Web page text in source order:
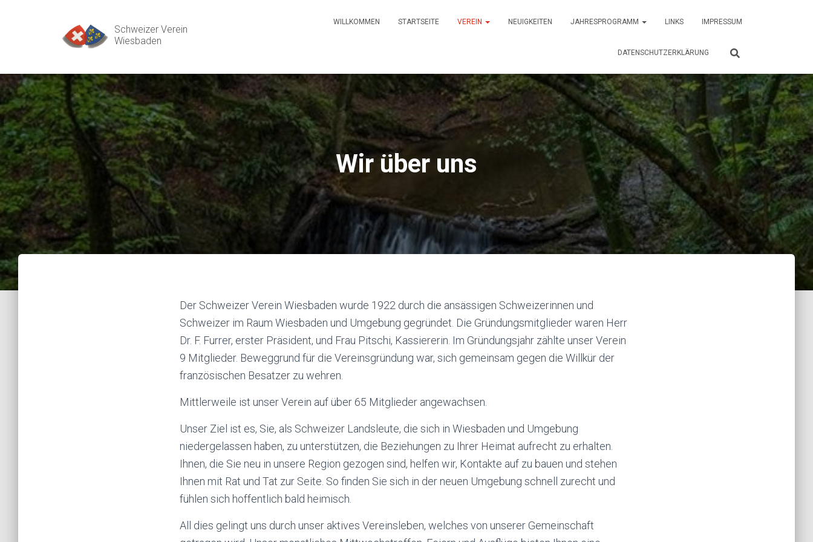
Schweizer Verein
Wiesbaden
WILLKOMMEN STARTSEITE VEREIN NEUIGKEITEN JAHRESPROGRAMM LINKS IMPRESSUM
DATENSCHUTZERKLÄRUNG
Wir über uns
Der Schweizer Verein Wiesbaden wurde 1922 durch die ansässigen Schweizerinnen und
Schweizer im Raum Wiesbaden und Umgebung gegründet. Die Gründungsmitglieder waren Herr
Dr. F. Furrer, erster Präsident, und Frau Pitschi, Kassiererin. Im Gründungsjahr zählte unser Verein
9 Mitglieder. Beweggrund für die Vereinsgründung war, sich gemeinsam gegen die Willkür der
französischen Besatzer zu wehren.
Mittlerweile ist unser Verein auf über 65 Mitglieder angewachsen.
Unser Ziel ist es, Sie, als Schweizer Landsleute, die sich in Wiesbaden und Umgebung
niedergelassen haben, zu unterstützen, die Beziehungen zu Ihrer Heimat aufrecht zu erhalten.
Ihnen, die Sie neu in unsere Region gezogen sind, helfen wir, Kontakte auf zu bauen und stehen
Ihnen mit Rat und Tat zur Seite. So finden Sie sich in der neuen Umgebung schnell zurecht und
fühlen sich hoffentlich bald heimisch.
All dies gelingt uns durch unser aktives Vereinsleben, welches von unserer Gemeinschaft